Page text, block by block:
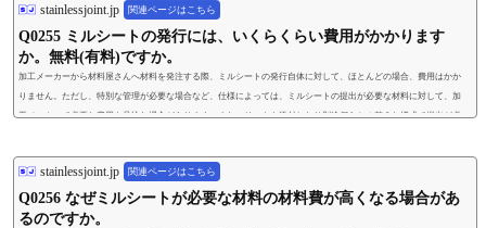
stainlessjoint.jp 関連ページはこちら
Q0255 ミルシートの発行には、いくらくらい費用がかかります
か。無料(有料)ですか。
加工メーカーから材料屋さんへ材料を発注する際、ミルシートの発行自体に対して、ほとんどの場合、費用はかか
りません。ただし、特別な管理が必要な場合など、仕様によっては、ミルシートの提出が必要な材料に対して、加
工メーカーで必要な費用を見込む場合があります。また、リストを添付したり別途何らかの整えた様式で提出が必
stainlessjoint.jp 関連ページはこちら
Q0256 なぜミルシートが必要な材料の材料費が高くなる場合があ
るのですか。